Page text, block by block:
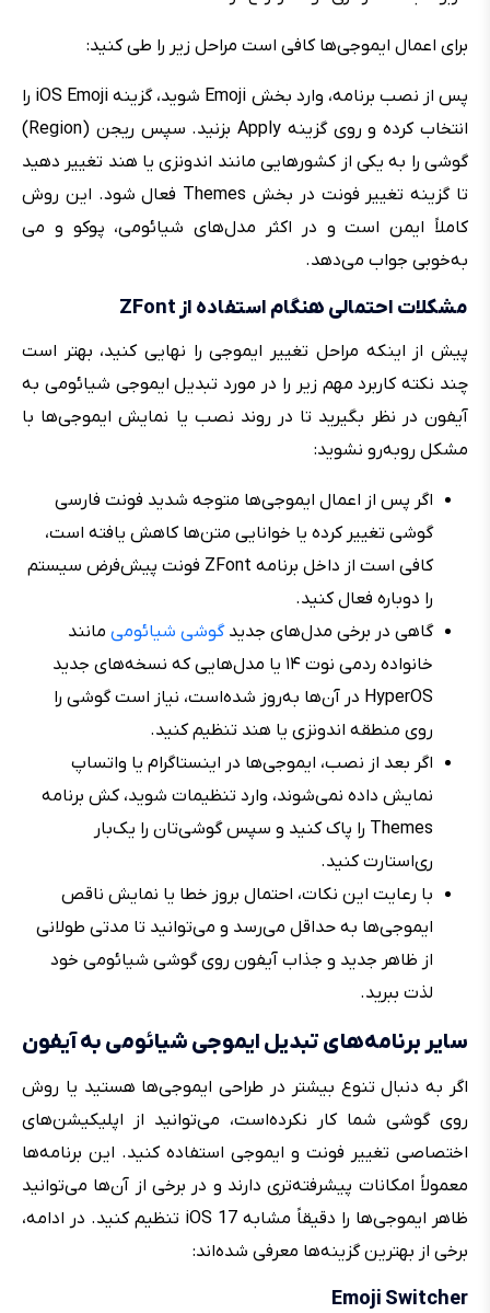
برای اعمال ایموجی‌ها کافی است مراحل زیر را طی کنید:
پس از نصب برنامه، وارد بخش Emoji شوید، گزینه iOS Emoji را
انتخاب کرده و روی گزینه Apply بزنید. سپس ریجن (Region)
گوشی را به یکی از کشورهایی مانند اندونزی یا هند تغییر دهید
تا گزینه تغییر فونت در بخش Themes فعال شود. این روش
کاملاً ایمن است و در اکثر مدل‌های شیائومی، پوکو و می‌
به‌خوبی جواب می‌دهد.
مشکلات احتمالی هنگام استفاده از ZFont
پیش از اینکه مراحل تغییر ایموجی را نهایی کنید، بهتر است
چند نکته کاربرد مهم زیر را در مورد تبدیل ایموجی شیائومی به
آیفون در نظر بگیرید تا در روند نصب یا نمایش ایموجی‌ها با
مشکل روبه‌رو نشوید:
اگر پس از اعمال ایموجی‌ها متوجه شدید فونت فارسی
گوشی تغییر کرده یا خوانایی متن‌ها کاهش یافته است،
کافی است از داخل برنامه ZFont فونت پیش‌فرض سیستم
را دوباره فعال کنید.
گاهی در برخی مدل‌های جدیدگوشی شیائومی مانند
خانواده ردمی نوت ۱۴ یا مدل‌هایی که نسخه‌های جدید
HyperOS در آن‌ها به‌روز شده‌است، نیاز است گوشی را
روی منطقه اندونزی یا هند تنظیم کنید.
اگر بعد از نصب، ایموجی‌ها در اینستاگرام یا واتساپ
نمایش داده نمی‌شوند، وارد تنظیمات شوید، کش برنامه
Themes را پاک کنید و سپس گوشی‌تان را یک‌بار
ری‌استارت کنید.
با رعایت این نکات، احتمال بروز خطا یا نمایش ناقص
ایموجی‌ها به حداقل می‌رسد و می‌توانید تا مدتی طولانی
از ظاهر جدید و جذاب آیفون روی گوشی شیائومی خود
لذت ببرید.
سایر برنامه‌های تبدیل ایموجی شیائومی به آیفون
اگر به دنبال تنوع بیشتر در طراحی ایموجی‌ها هستید یا روش
روی گوشی شما کار نکرده‌است، می‌توانید از اپلیکیشن‌های
اختصاصی تغییر فونت و ایموجی استفاده کنید. این برنامه‌ها
معمولاً امکانات پیشرفته‌تری دارند و در برخی از آن‌ها می‌توانید
ظاهر ایموجی‌ها را دقیقاً مشابه iOS 17 تنظیم کنید. در ادامه،
برخی از بهترین گزینه‌ها معرفی شده‌اند:
Emoji Switcher